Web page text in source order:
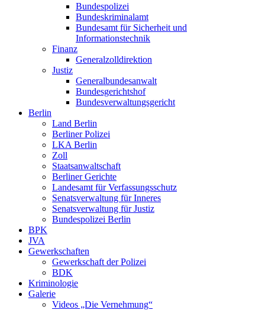
Bundespolizei
Bundeskriminalamt
Bundesamt für Sicherheit und
Informationstechnik
Finanz
Generalzolldirektion
Justiz
Generalbundesanwalt
Bundesgerichtshof
Bundesverwaltungsgericht
Berlin
Land Berlin
Berliner Polizei
LKA Berlin
Zoll
Staatsanwaltschaft
Berliner Gerichte
Landesamt für Verfassungsschutz
Senatsverwaltung für Inneres
Senatsverwaltung für Justiz
Bundespolizei Berlin
BPK
JVA
Gewerkschaften
Gewerkschaft der Polizei
BDK
Kriminologie
Galerie
Videos „Die Vernehmung“